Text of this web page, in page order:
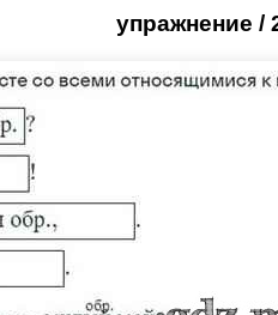
упражнение /